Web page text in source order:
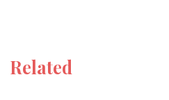
Related